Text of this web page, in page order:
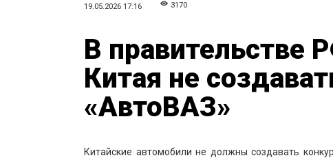
19.05.2026 17:16 3170
В правительстве
Китая не
«АвтоВАЗ»
Китайские автомобили не должны создавать